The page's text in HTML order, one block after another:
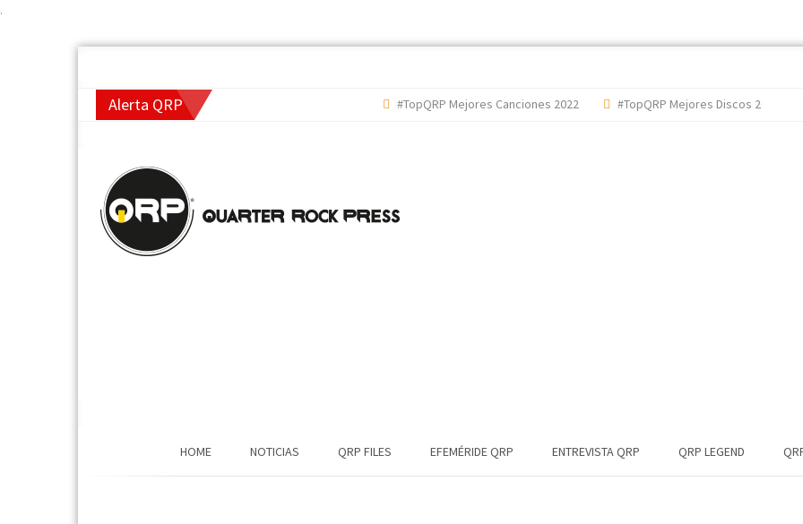
.
Alerta QRP #TopQRP Mejores Canciones 2022 #TopQRP Mejores Discos 2022
HOME NOTICIAS QRP FILES EFEMÉRIDE QRP ENTREVISTA QRP QRP LEGEND